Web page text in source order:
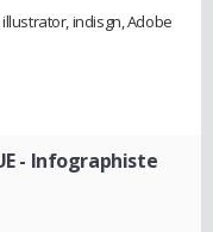
indisgn, Adobe
- Infographiste